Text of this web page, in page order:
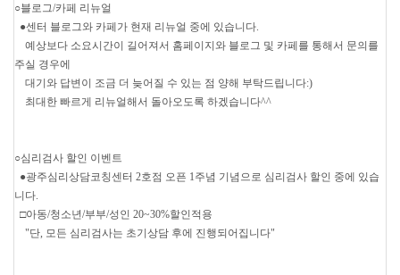
○블로그/카페 리뉴얼
●센터 블로그와 카페가 현재 리뉴얼 중에 있습니다.
예상보다 소요시간이 길어져서 홈페이지와 블로그 및 카페를 통해서 문의를
주실 경우에
대기와 답변이 조금 더 늦어질 수 있는 점 양해 부탁드립니다:)
최대한 빠르게 리뉴얼해서 돌아오도록 하겠습니다^^
○심리검사 할인 이벤트
●광주심리상담코칭센터 2호점 오픈 1주념 기념으로 심리검사 할인 중에 있습
니다.
□아동/청소년/부부/성인 20~30%할인적용
"단, 모든 심리검사는 초기상담 후에 진행되어집니다"